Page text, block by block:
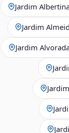
Jardim Albertina
Jardim
Jardim Alvorada